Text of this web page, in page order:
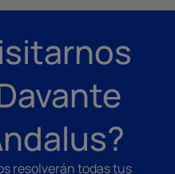
resolverán todas tus